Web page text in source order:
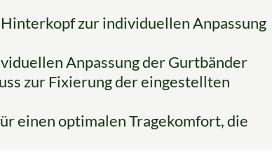
zur individuellen Anpassung
Anpassung der Gurtbänder
zur Fixierung der eingestellten
einen optimalen Tragekomfort, die